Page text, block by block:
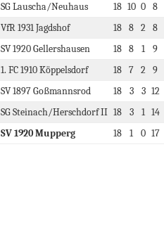
SG Lauscha/Neuhaus 18 10 0 8
VfR 1931 Jagdshof 18 8 2 8
SV 1920 Gellershausen 18 8 1 9
1. FC 1910 Köppelsdorf 18 7 2 9
SV 1897 Goßmannsrod 18 3 3 12
SG Steinach/Herschdorf II 18 3 1 14
SV 1920 Mupperg 18 1 0 17